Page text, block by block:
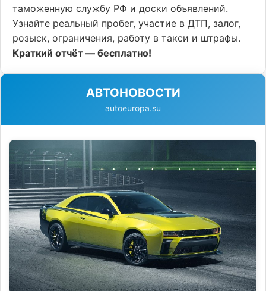
таможенную службу РФ и доски объявлений.
Узнайте реальный пробег, участие в ДТП, залог,
розыск, ограничения, работу в такси и штрафы.
Краткий отчёт — бесплатно!
АВТОНОВОСТИ
autoeuropa.su